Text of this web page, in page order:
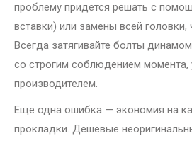
проблему придется решать с
вставки) или замены всей головки,
Всегда затягивайте болты
со строгим соблюдением момента,
производителем.
Еще одна ошибка — экономия на
прокладки. Дешевые